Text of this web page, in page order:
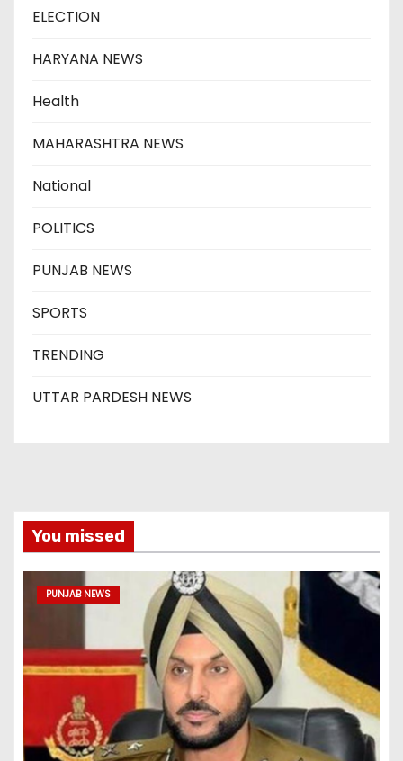
ELECTION
HARYANA NEWS
Health
MAHARASHTRA NEWS
National
POLITICS
PUNJAB NEWS
SPORTS
TRENDING
UTTAR PARDESH NEWS
You missed
PUNJAB NEWS